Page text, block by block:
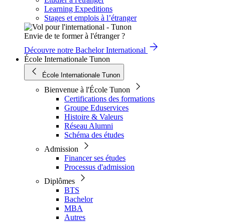
Learning Expeditions
Stages et emplois à l’étranger
Envie de te former à l'étranger ?
Découvre notre Bachelor International
École Internationale Tunon
École Internationale Tunon
Bienvenue à l'École Tunon
Certifications des formations
Groupe Eduservices
Histoire & Valeurs
Réseau Alumni
Schéma des études
Admission
Financer ses études
Processus d'admission
Diplômes
BTS
Bachelor
MBA
Autres